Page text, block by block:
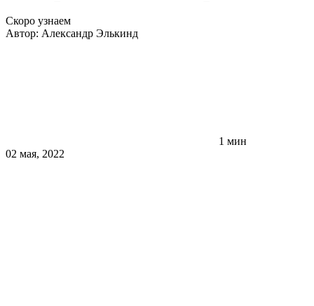
Скоро узнаем
Автор: Александр Элькинд
1 мин
02 мая, 2022